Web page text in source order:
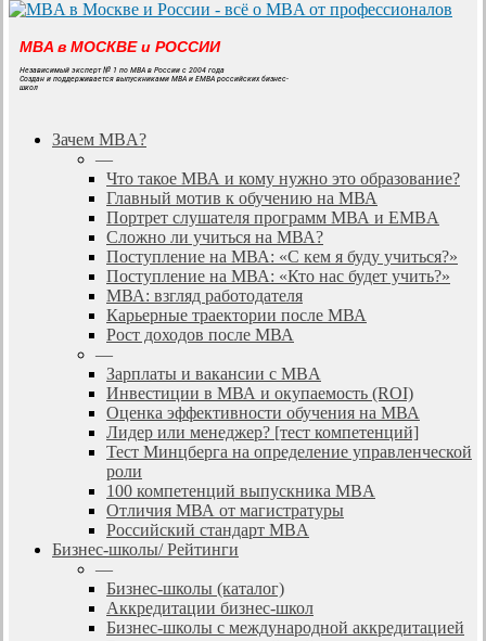
MBA в МОСКВЕ и РОССИИ
Независимый эксперт № 1 по MBA в России с 2004 года
Создан и поддерживается выпускниками MBA и EMBA российских бизнес-
школ
search
Menu
Зачем MBA?
—
Что такое МВА и кому нужно это образование?
Главный мотив к обучению на МВА
Портрет слушателя программ МВА и EMBA
Сложно ли учиться на МВА?
Поступление на МВА: «С кем я буду учиться?»
Поступление на МВА: «Кто нас будет учить?»
МВА: взгляд работодателя
Карьерные траектории после МВА
Рост доходов после МВА
—
Зарплаты и вакансии с MBA
Инвестиции в МВА и окупаемость (ROI)
Оценка эффективности обучения на МВА
Лидер или менеджер? [тест компетенций]
Тест Минцберга на определение управленческой
роли
100 компетенций выпускника MBA
Отличия МВА от магистратуры
Российский стандарт MBA
Бизнес-школы/ Рейтинги
—
Бизнес-школы (каталог)
Аккредитации бизнес-школ
Бизнес-школы с международной аккредитацией